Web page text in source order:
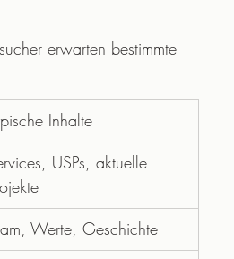
erwarten bestimmte
Inhalte
USPs, aktuelle
Werte, Geschichte